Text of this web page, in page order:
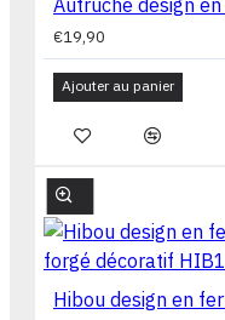
€19,90
Ajouter au panier